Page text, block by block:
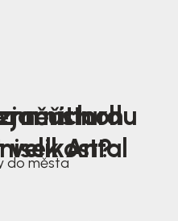
jarních
Antal
nohu
velikost?
mustard
do města